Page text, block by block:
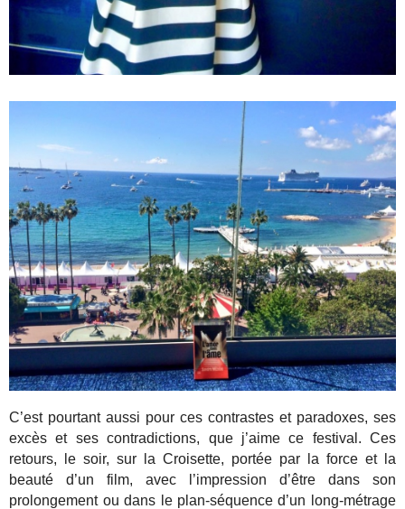
C’est pourtant aussi pour ces contrastes et paradoxes, ses
excès et ses contradictions, que j’aime ce festival. Ces
retours, le soir, sur la Croisette, portée par la force et la
beauté d’un film, avec l’impression d’être dans son
prolongement ou dans le plan-séquence d’un long-métrage